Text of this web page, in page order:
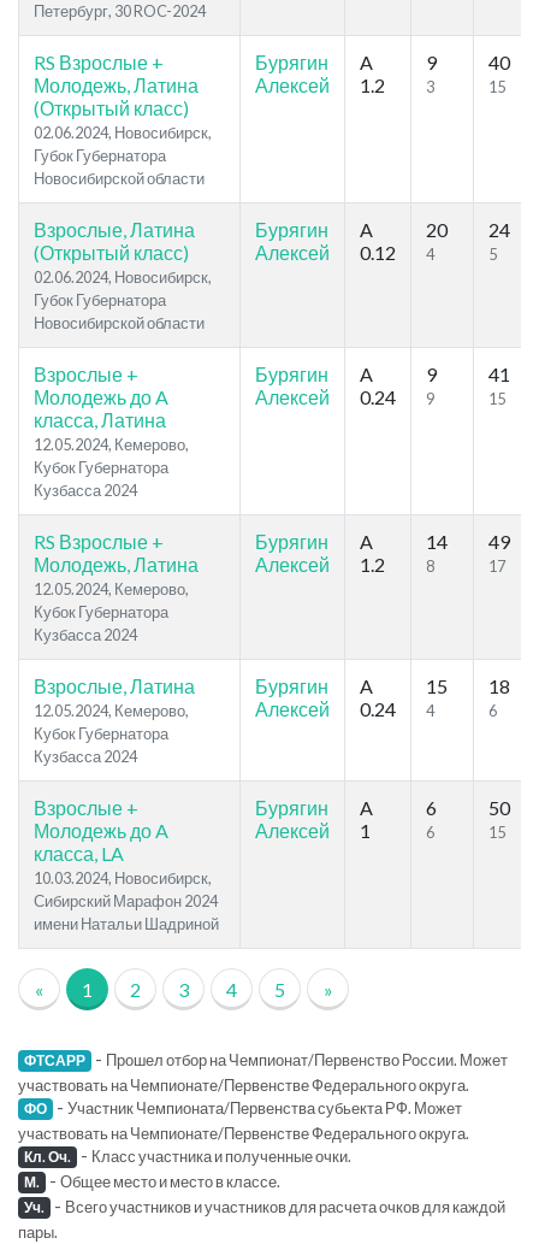
Петербург, 30 ROC-2024
RS Взрослые +
Молодежь, Латина
(Открытый класс)
02.06.2024, Новосибирск,
Губок Губернатора
Новосибирской области
Бурягин
Алексей
A
1.2
9
3
40
15
Взрослые, Латина
(Открытый класс)
02.06.2024, Новосибирск,
Губок Губернатора
Новосибирской области
Бурягин
Алексей
A
0.12
20
4
24
5
Взрослые +
Молодежь до A
класса, Латина
12.05.2024, Кемерово,
Кубок Губернатора
Кузбасса 2024
Бурягин
Алексей
A
0.24
9
9
41
15
RS Взрослые +
Молодежь, Латина
12.05.2024, Кемерово,
Кубок Губернатора
Кузбасса 2024
Бурягин
Алексей
A
1.2
14
8
49
17
Взрослые, Латина
12.05.2024, Кемерово,
Кубок Губернатора
Кузбасса 2024
Бурягин
Алексей
A
0.24
15
4
18
6
Взрослые +
Молодежь до A
класса, LA
10.03.2024, Новосибирск,
Сибирский Марафон 2024
имени Натальи Шадриной
Бурягин
Алексей
A
1
6
6
50
15
« 1 2 3 4 5 »
ФТСАРР - Прошел отбор на Чемпионат/Первенство России. Может
участвовать на Чемпионате/Первенстве Федерального округа.
ФО - Участник Чемпионата/Первенства субьекта РФ. Может
участвовать на Чемпионате/Первенстве Федерального округа.
Кл. Оч. - Класс участника и полученные очки.
М. - Общее место и место в классе.
Уч. - Всего участников и участников для расчета очков для каждой
пары.